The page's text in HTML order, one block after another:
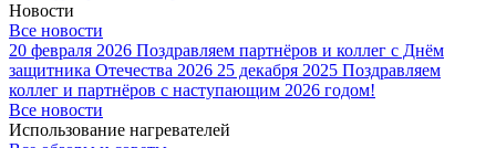
Новости
Все новости
20 февраля 2026 Поздравляем партнёров и коллег с Днём
защитника Отечества 2026 25 декабря 2025 Поздравляем
коллег и партнёров с наступающим 2026 годом!
Все новости
Использование нагревателей